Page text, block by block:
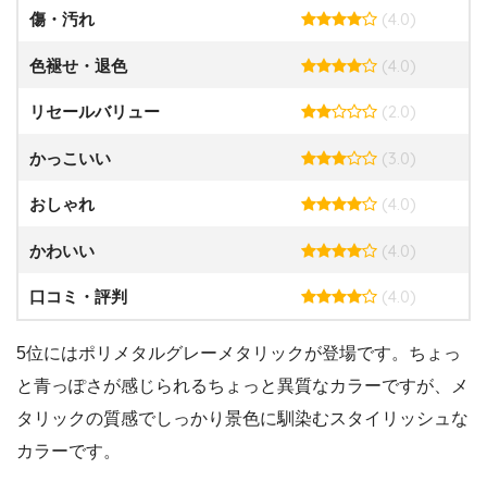
傷・汚れ (4.0)
色褪せ・退色 (4.0)
リセールバリュー (2.0)
かっこいい (3.0)
おしゃれ (4.0)
かわいい (4.0)
口コミ・評判 (4.0)
5位にはポリメタルグレーメタリックが登場です。ちょっ
と青っぽさが感じられるちょっと異質なカラーですが、メ
タリックの質感でしっかり景色に馴染むスタイリッシュな
カラーです。